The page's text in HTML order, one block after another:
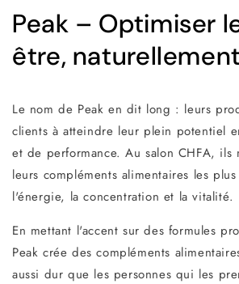
Peak – Optimiser
être, naturellement
Le nom de Peak en dit long : leurs
clients à atteindre leur plein potentiel
et de performance. Au salon CHFA, ils
leurs compléments alimentaires les
l'énergie, la concentration et la vitalité.
En mettant l'accent sur des formules
Peak crée des compléments
aussi dur que les personnes qui les